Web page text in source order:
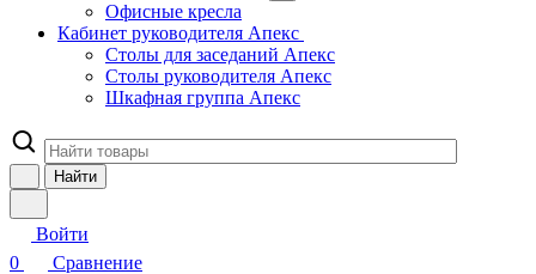
Офисные кресла
Кабинет руководителя Апекс
Столы для заседаний Апекс
Столы руководителя Апекс
Шкафная группа Апекс
Найти
Войти
0
Сравнение